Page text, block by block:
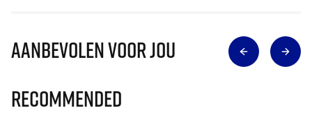
Aanbevolen voor jou
Recommended